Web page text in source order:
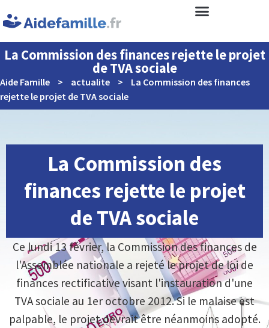
La Commission des finances rejette le projet
de TVA sociale
Aide Famille > actualite >
La Commission des finances
rejette le projet de TVA sociale
La Commission des
finances rejette le projet
de TVA sociale
Ce lundi 13 février, la Commission des finances de
l'Assemblée nationale a rejeté le projet de loi de
finances rectificative visant l'instauration d'une
TVA sociale au 1er octobre 2012. Si le malaise est
palpable, le projet devrait être néanmoins adopté.